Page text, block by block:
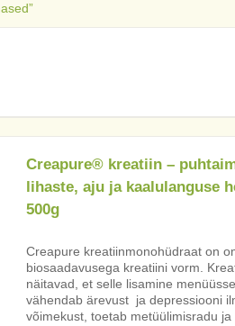
Creapure® kreatiin –
lihaste, aju ja kaalulanguse
500g
Creapure kreatiinmonohüdraat on
biosaadavusega kreatiini vorm.
näitavad, et selle lisamine
vähendab ärevust ja depressiooni
võimekust, toetab metüülimisradu